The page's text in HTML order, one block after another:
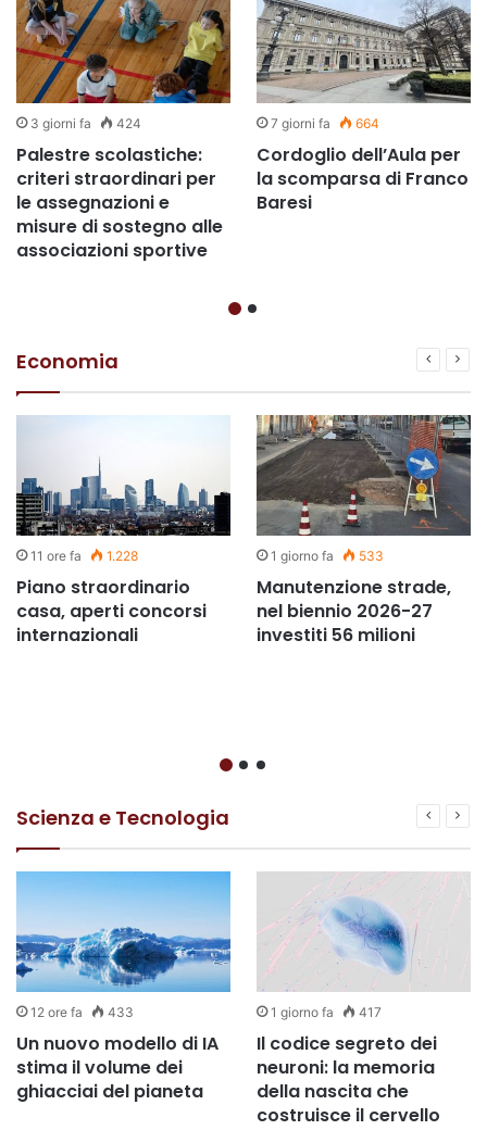
3 giorni fa 424
Palestre scolastiche:
criteri straordinari per
le assegnazioni e
misure di sostegno alle
associazioni sportive
7 giorni fa 664
Cordoglio dell’Aula per
la scomparsa di Franco
Baresi
Economia
11 ore fa 1.228
Piano straordinario
casa, aperti concorsi
internazionali
1 giorno fa 533
Manutenzione strade,
nel biennio 2026-27
investiti 56 milioni
Scienza e Tecnologia
12 ore fa 433
Un nuovo modello di IA
stima il volume dei
ghiacciai del pianeta
1 giorno fa 417
Il codice segreto dei
neuroni: la memoria
della nascita che
costruisce il cervello